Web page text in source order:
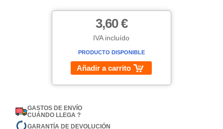
3,60 €
IVA incluído
PRODUCTO DISPONIBLE
Añadir a carrito
GASTOS DE ENVÍO
CUÁNDO LLEGA ?
GARANTÍA DE DEVOLUCIÓN